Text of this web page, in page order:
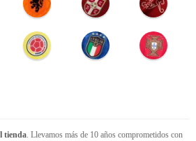
tienda. Llevamos más de 10 años comprometidos con